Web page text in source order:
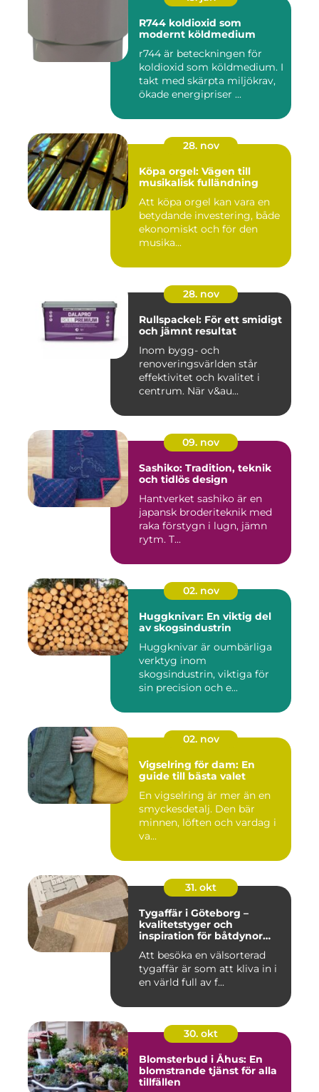
R744 koldioxid som
modernt köldmedium
r744 är beteckningen för
koldioxid som köldmedium. I
takt med skärpta miljökrav,
ökade energipriser ...
28. nov
Köpa orgel: Vägen till
musikalisk fulländning
Att köpa orgel kan vara en
betydande investering, både
ekonomiskt och för den
musika...
28. nov
Rullspackel: För ett smidigt
och jämnt resultat
Inom bygg- och
renoveringsvärlden står
effektivitet och kvalitet i
centrum. När v&au...
09. nov
Sashiko: Tradition, teknik
och tidlös design
Hantverket sashiko är en
japansk broderiteknik med
raka förstygn i lugn, jämn
rytm. T...
02. nov
Huggknivar: En viktig del
av skogsindustrin
Huggknivar är oumbärliga
verktyg inom
skogsindustrin, viktiga för
sin precision och e...
02. nov
Vigselring för dam: En
guide till bästa valet
En vigselring är mer än en
smyckesdetalj. Den bär
minnen, löften och vardag i
va...
31. okt
Tygaffär i Göteborg –
kvalitetstyger och
inspiration för båtdynor
Att besöka en välsorterad
tygaffär är som att kliva in i
en värld full av f...
30. okt
Blomsterbud i Åhus: En
blomstrande tjänst för alla
tillfällen